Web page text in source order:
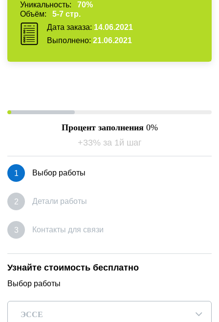
Уникальность:
70%
Объём:
5-7 стр.
Дата заказа: 14.06.2021
Выполнено: 21.06.2021
Узнайте стоимость бесплатно
Выбор работы
ЭССЕ ▾
Выбор работы
Детали работы
Контакты для связи
Процент заполнения 0
+33% за 1й шаг